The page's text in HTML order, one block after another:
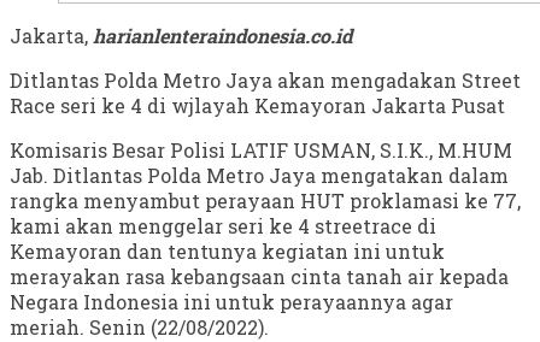
Jakarta,harianlenteraindonesia.co.id
Ditlantas Polda Metro Jaya akan mengadakan Street
Race seri ke 4 di wjlayah Kemayoran Jakarta Pusat
Komisaris Besar Polisi LATIF USMAN, S.I.K., M.HUM
Jab. Ditlantas Polda Metro Jaya mengatakan dalam
rangka menyambut perayaan HUT proklamasi ke 77,
kami akan menggelar seri ke 4 streetrace di
Kemayoran dan tentunya kegiatan ini untuk
merayakan rasa kebangsaan cinta tanah air kepada
Negara Indonesia ini untuk perayaannya agar
meriah. Senin (22/08/2022).